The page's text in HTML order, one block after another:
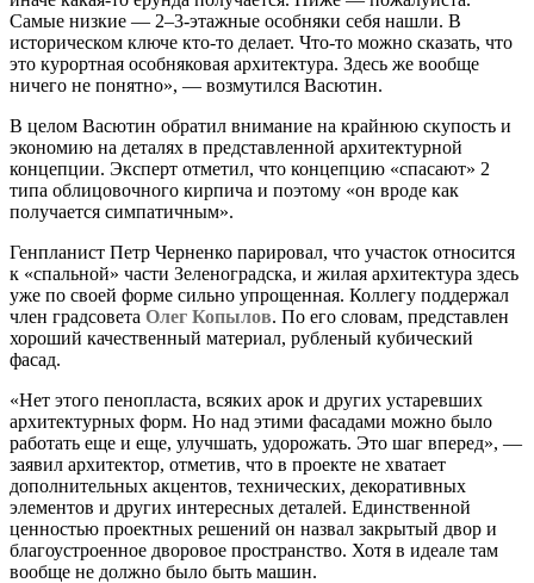
Самые низкие — 2–3-этажные особняки себя нашли. В
историческом ключе кто-то делает. Что-то можно сказать, что
это курортная особняковая архитектура. Здесь же вообще
ничего не понятно», — возмутился Васютин.
В целом Васютин обратил внимание на крайнюю скупость и
экономию на деталях в представленной архитектурной
концепции. Эксперт отметил, что концепцию «спасают» 2
типа облицовочного кирпича и поэтому «он вроде как
получается симпатичным».
Генпланист Петр Черненко парировал, что участок относится
к «спальной» части Зеленоградска, и жилая архитектура здесь
уже по своей форме сильно упрощенная. Коллегу поддержал
член градсовета Олег Копылов. По его словам, представлен
хороший качественный материал, рубленый кубический
фасад.
«Нет этого пенопласта, всяких арок и других устаревших
архитектурных форм. Но над этими фасадами можно было
работать еще и еще, улучшать, удорожать. Это шаг вперед», —
заявил архитектор, отметив, что в проекте не хватает
дополнительных акцентов, технических, декоративных
элементов и других интересных деталей. Единственной
ценностью проектных решений он назвал закрытый двор и
благоустроенное дворовое пространство. Хотя в идеале там
вообще не должно было быть машин.